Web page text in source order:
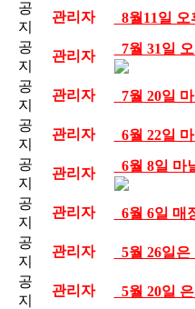
공
지
관리자
8월11일
공
지
관리자 7월 31일
공
지
관리자
7월 20일
공
지
관리자
6월 22일
공
지
관리자 6월 8일 마
공
지
관리자
6월 6일 매
공
지
관리자
5월 26일
공
지
관리자
5월 20일